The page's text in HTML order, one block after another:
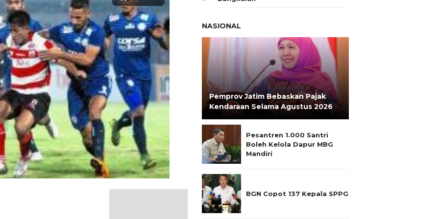
NASIONAL
Pemprov Jatim Bebaskan Pajak
Kendaraan Selama Agustus 2026
Pesantren 1.000 Santri
Boleh Kelola Dapur MBG
Mandiri
BGN Copot 137 Kepala SPPG